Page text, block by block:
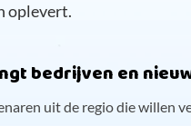
oplevert.
bedrijven en
uit de regio die willen